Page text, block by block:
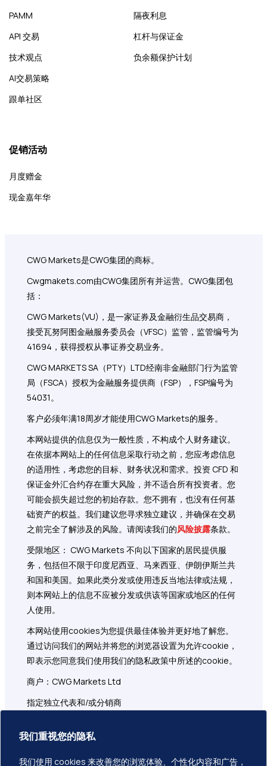
PAMM
API 交易
技术观点
AI交易策略
跟单社区
隔夜利息
杠杆与保证金
负余额保护计划
促销活动
月度赠金
现金嘉年华
CWG Markets是CWG集团的商标。
Cwgmakets.com由CWG集团所有并运营。CWG集团包
括：
CWG Markets(VU)，是一家证券及金融衍生品交易商，
接受瓦努阿图金融服务委员会（VFSC）监管，监管编号为
41694，获得授权从事证券交易业务。
CWG MARKETS SA（PTY）LTD经南非金融部门行为监管
局（FSCA）授权为金融服务提供商（FSP），FSP编号为
54031。
客户必须年满18周岁才能使用CWG Markets的服务。
本网站提供的信息仅为一般性质，不构成个人财务建议。
在依据本网站上的任何信息采取行动之前，您应考虑信息
的适用性，考虑您的目标、财务状况和需求。投资 CFD 和
保证金外汇合约存在重大风险，并不适合所有投资者。您
可能会损失超过您的初始存款。您不拥有，也没有任何基
础资产的权益。我们建议您寻求独立建议，并确保在交易
之前完全了解涉及的风险。请阅读我们的风险披露条款。
受限地区： CWG Markets 不向以下国家的居民提供服
务，包括但不限于印度尼西亚、马来西亚、伊朗伊斯兰共
和国和美国。如果此类分发或使用违反当地法律或法规，
则本网站上的信息不应被分发或供该等国家或地区的任何
人使用。
本网站使用cookies为您提供最佳体验并更好地了解您。
通过访问我们的网站并将您的浏览器设置为允许cookie，
即表示您同意我们使用我们的隐私政策中所述的cookie。
商户：CWG Markets Ltd
指定独立代表和/或分销商
Floor, Port Vila, Vanuatu
CWG Markets Ltd 负责与本网站相关的营销、分销和客户
我们重视您的隐私
我们使用 cookies 来改善您的浏览体验、个性化内容和广告，